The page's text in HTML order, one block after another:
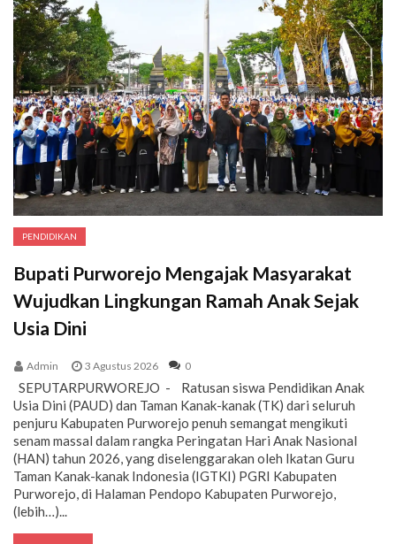
PENDIDIKAN
Bupati Purworejo Mengajak Masyarakat
Wujudkan Lingkungan Ramah Anak Sejak
Usia Dini
Admin 3 Agustus 2026 0
SEPUTARPURWOREJO - Ratusan siswa Pendidikan Anak
Usia Dini (PAUD) dan Taman Kanak-kanak (TK) dari seluruh
penjuru Kabupaten Purworejo penuh semangat mengikuti
senam massal dalam rangka Peringatan Hari Anak Nasional
(HAN) tahun 2026, yang diselenggarakan oleh Ikatan Guru
Taman Kanak-kanak Indonesia (IGTKI) PGRI Kabupaten
Purworejo, di Halaman Pendopo Kabupaten Purworejo,
(lebih…)...